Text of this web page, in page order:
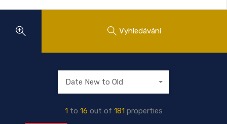
Vyhledávání
1 to 16 out of 181 properties
Date New to Old